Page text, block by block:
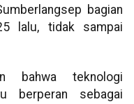
bagian
lalu, tidak sampai
bahwa teknologi
berperan sebagai